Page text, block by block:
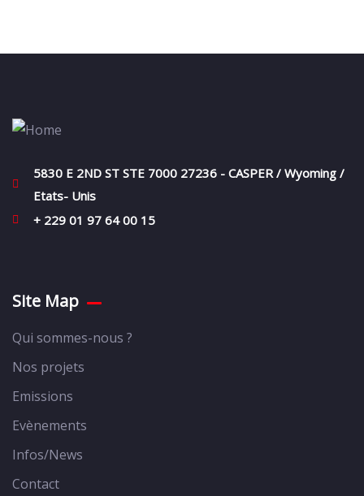
5830 E 2ND ST STE 7000 27236 - CASPER / Wyoming /
Etats- Unis
+ 229 01 97 64 00 15
Site Map
Qui sommes-nous ?
Nos projets
Emissions
Evènements
Infos/News
Contact